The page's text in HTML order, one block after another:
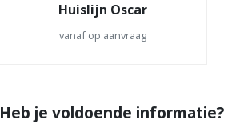
Huislijn Oscar
vanaf op aanvraag
Heb je voldoende informatie?